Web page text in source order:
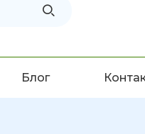
Блог